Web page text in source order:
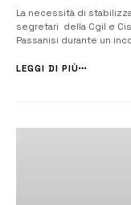
La necessità di
segretari della Cgil e
Passanisi durante un
stabilizzazioni”. E’
LEGGI DI PIÙ